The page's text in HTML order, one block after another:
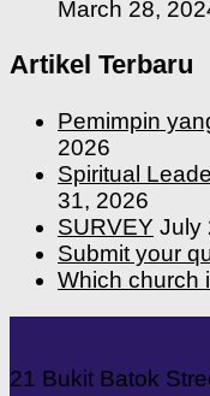
March 28,
Artikel Terbaru
Pemimpin
2026
Spiritual
31, 2026
SURVEY July
Submit your
Which church
21 Bukit Batok